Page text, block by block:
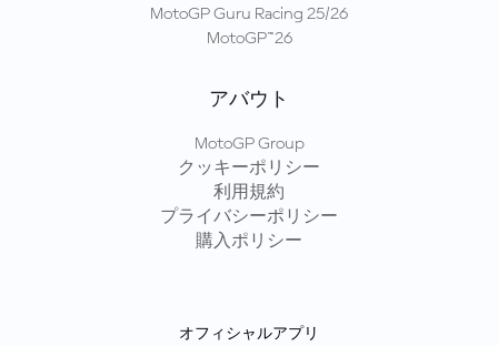
MotoGP Guru Racing 25/26
MotoGP™26
アバウト
MotoGP Group
クッキーポリシー
利用規約
プライバシーポリシー
購入ポリシー
オフィシャルアプリ